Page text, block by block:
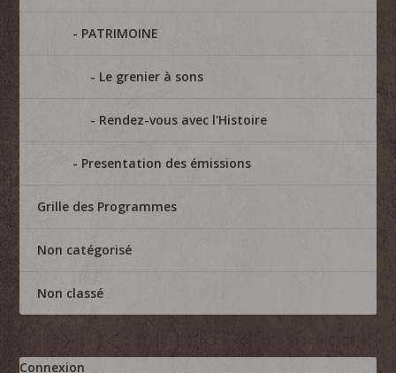
PATRIMOINE
Le grenier à sons
Rendez-vous avec l'Histoire
Presentation des émissions
Grille des Programmes
Non catégorisé
Non classé
Connexion